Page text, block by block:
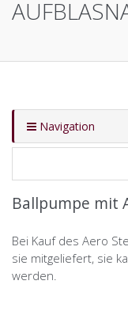
Navigation
Ballpumpe mit
Bei Kauf des Aero
sie mitgeliefert, sie
werden.